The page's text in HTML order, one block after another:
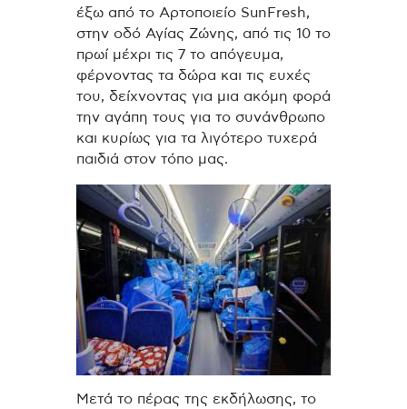
έξω από το Αρτοποιείο SunFresh,
στην οδό Αγίας Ζώνης, από τις 10 το
πρωί μέχρι τις 7 το απόγευμα,
φέρνοντας τα δώρα και τις ευχές
του, δείχνοντας για μια ακόμη φορά
την αγάπη τους για το συνάνθρωπο
και κυρίως για τα λιγότερο τυχερά
παιδιά στον τόπο μας.
Μετά το πέρας της εκδήλωσης, το